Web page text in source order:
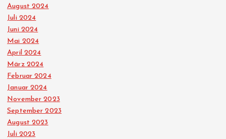
August 2024
Juli 2024
Juni 2024
Mai 2024
April 2024
März 2024
Februar 2024
Januar 2024
November 2023
September 2023
August 2023
Juli 2023